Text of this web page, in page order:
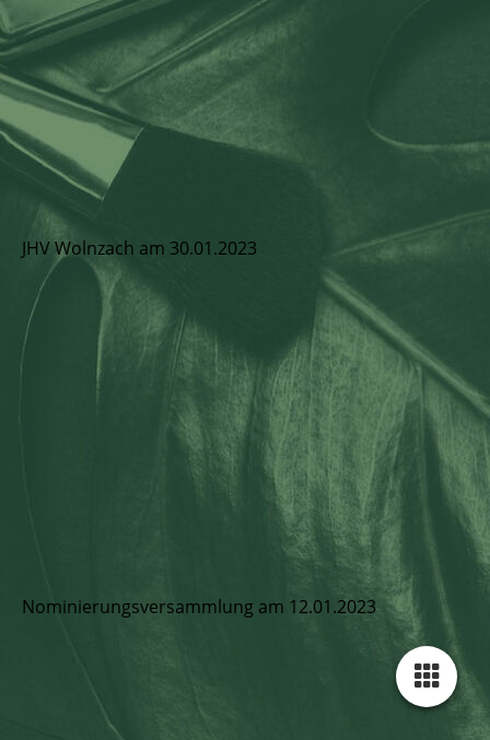
JHV Wolnzach am 30.01.2023
Nominierungsversammlung am 12.01.2023